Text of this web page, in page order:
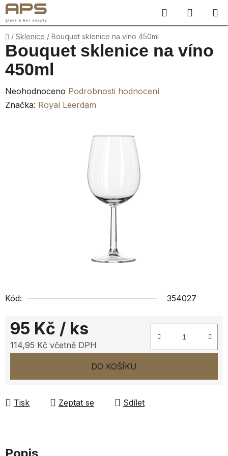
Přejít
na
obsah
Hledat
KOŠÍK
Domů
/ Sklenice / Bouquet sklenice na víno 450ml
Kód: 354027
95 Kč / ks
114,95 Kč včetně DPH
DO KOŠÍKU
Tisk Zeptat se Sdílet
Bouquet sklenice na víno
450ml
Průměrné
hodnocení
Neohodnoceno Podrobnosti hodnocení
Značka: Royal Leerdam
Popis